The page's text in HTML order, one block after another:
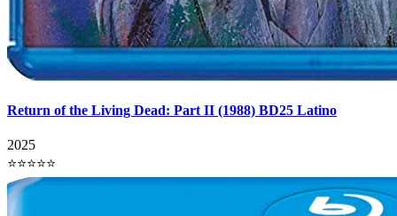
Return of the Living Dead: Part II (1988) BD25 Latino
2025
⭐⭐⭐⭐⭐